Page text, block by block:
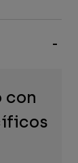
con